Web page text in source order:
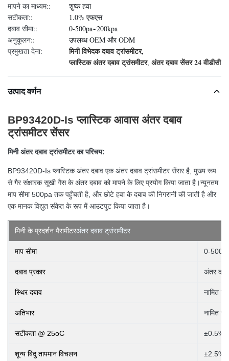
मापने का माध्यम::
शुष्क हवा
सटीकता::
1.0% एफएस
दबाव सीमा::
0-500pa~200kpa
अनुकूलन::
उपलब्ध OEM और ODM
प्रमुखता देना:
मिनी विभेदक दबाव ट्रांसमीटर,
प्लास्टिक अंतर दबाव ट्रांसमीटर, अंतर दबाव सेंसर 24 वीडीसी
उत्पाद वर्णन
BP93420D-Is प्लास्टिक आवास अंतर दबाव
ट्रांसमीटर सेंसर
मिनी अंतर दबाव ट्रांसमीटर का परिचय:
BP93420D-Is प्लास्टिक अंतर दबाव एक अंतर दबाव ट्रांसमीटर सेंसर है, मुख्य रूप
से गैर संक्षारक सूखी गैस के अंतर दबाव को मापने के लिए प्रयोग किया जाता है।न्यूनतम
माप सीमा 500pa तक पहुँचती है, और छोटे हवा के दबाव की निगरानी की जाती है और
एक मानक विद्युत संकेत के रूप में आउटपुट किया जाता है।
मिनी के प्रदर्शन पैरामीटरअंतर दबाव ट्रांसमीटर
माप सीमा 0-
दबाव प्रकार अंतर
स्थिर दबाव नामित
अतिभार नामित
सटीकता @ 25oC ±0.5%
शून्य बिंदु तापमान विचलन ±2.5%